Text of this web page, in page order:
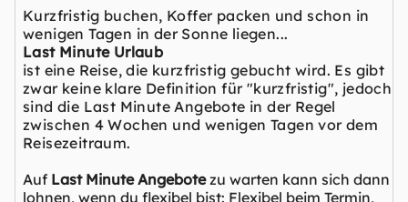
Kurzfristig buchen, Koffer packen und schon in
wenigen Tagen in der Sonne liegen...
Last Minute Urlaub
ist eine Reise, die kurzfristig gebucht wird. Es gibt
zwar keine klare Definition für "kurzfristig", jedoch
sind die Last Minute Angebote in der Regel
zwischen 4 Wochen und wenigen Tagen vor dem
Reisezeitraum.
Auf Last Minute Angebotezu warten kann sich dann
lohnen, wenn du flexibel bist: Flexibel beim Termin,